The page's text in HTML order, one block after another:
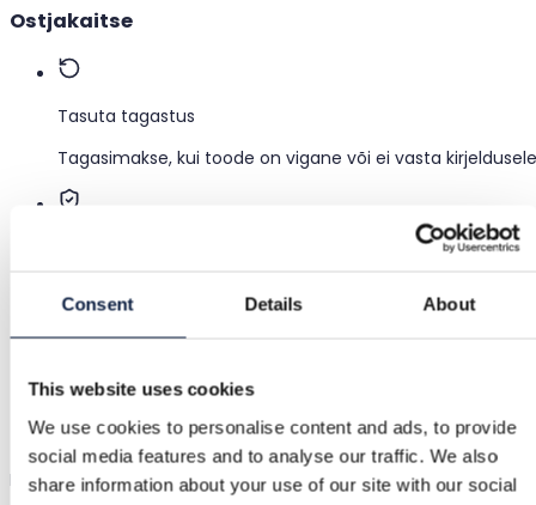
Consent Details About
This website uses cookies
We use cookies to personalise content and ads, to provide
social media features and to analyse our traffic. We also
share information about your use of our site with our social
Ostjakaitse
Tasuta tagastus
Tagasimakse, kui toode on vigane või ei vasta kirjeldusele
Kiire abi, kui seda vajad
Proovi enne kui ostad